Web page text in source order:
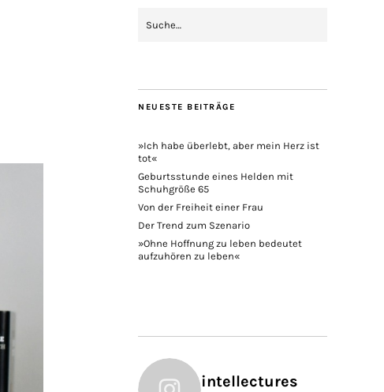
NEUESTE BEITRÄGE
»Ich habe überlebt, aber mein Herz ist
tot«
Geburtsstunde eines Helden mit
Schuhgröße 65
Von der Freiheit einer Frau
Der Trend zum Szenario
»Ohne Hoffnung zu leben bedeutet
aufzuhören zu leben«
intellectures